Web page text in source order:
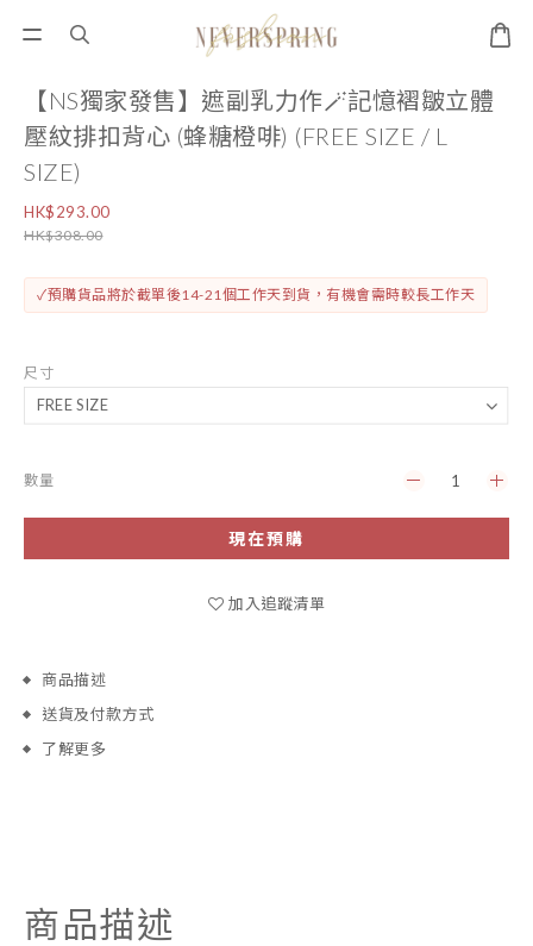
【NS獨家發售】遮副乳力作🪄記憶褶皺立體
壓紋排扣背心 (蜂糖橙啡) (FREE SIZE / L
SIZE)
HK$293.00
HK$308.00
✓預購貨品將於截單後14-21個工作天到貨，有機會需時較長工作天
尺寸
數量
現在預購
加入追蹤清單
商品描述
送貨及付款方式
了解更多
商品描述